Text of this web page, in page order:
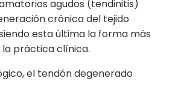
agudos (tendinitis)
crónica del tejido
esta última la forma más
práctica clínica.
el tendón degenerado